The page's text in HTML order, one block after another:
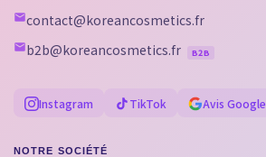
contact@koreancosmetics.fr
b2b@koreancosmetics.fr
B2B
Instagram TikTok Avis Google
NOTRE SOCIÉTÉ